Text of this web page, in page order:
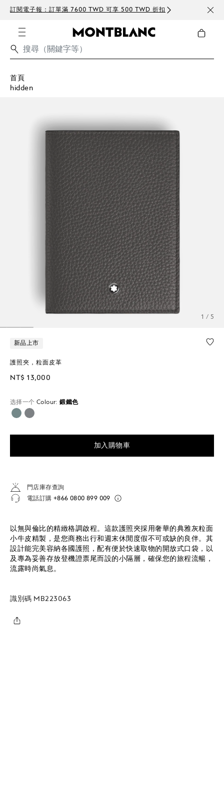
訂閱電子報：訂單滿 7600 TWD 可享 500 TWD 折扣 免費
首頁
hidden
1 / 5
新品上市
護照夾，粒面皮革
NT$ 13,000
选择一个 Colour: 鍛鐵色
已選擇
加入購物車
門店庫存查詢
電話訂購 +866 0800 899 009
以無與倫比的精緻格調啟程。這款護照夾採用奢華的典雅灰粒面
小牛皮精製，是您商務出行和週末休閒度假不可或缺的良伴。其
設計能完美容納各國護照，配有便於快速取物的開放式口袋，以
及專為妥善存放登機證票尾而設的小隔層，確保您的旅程流暢，
流露時尚氣息。
識別碼 MB223063